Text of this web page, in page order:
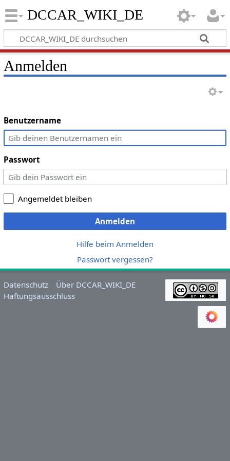
DCCAR_WIKI_DE
Anmelden
Benutzername
Passwort
Angemeldet bleiben
Anmelden
Hilfe beim Anmelden
Passwort vergessen?
Datenschutz
Über DCCAR_WIKI_DE
Haftungsausschluss